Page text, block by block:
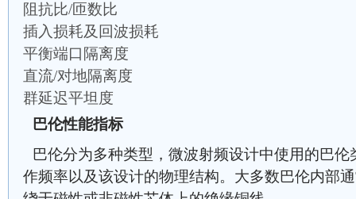
阻抗比/匝数比
插入损耗及回波损耗
平衡端口隔离度
直流/对地隔离度
群延迟平坦度
巴伦性能指标
巴伦分为多种类型，微波射频设计中使用的巴
作频率以及该设计的物理结构。大多数巴伦内部